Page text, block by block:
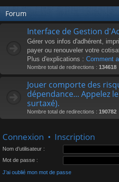
Forum
Interface de Gestion
Gérer vos infos d'adhérent,
payer ou renouveler votre
Plus d'explications : Comment
Nombre total de redirections : 134618
Jouer comporte des
dépendance... Appelez
surtaxé).
Nombre total de redirections : 190782
Connexion • Inscription
Nom d’utilisateur :
Mot de passe :
J’ai oublié mon mot de passe